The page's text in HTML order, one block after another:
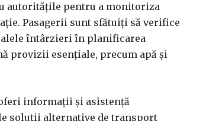
autoritățile pentru a monitoriza
Pasagerii sunt sfătuiți să verifice
întârzieri în planificarea
provizii esențiale, precum apă și
informații și asistență
soluții alternative de transport